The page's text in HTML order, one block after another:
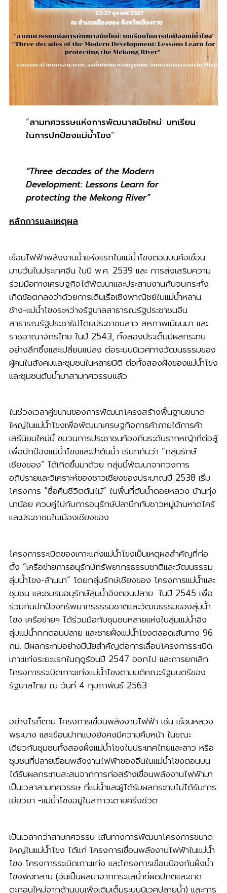
“สามทศวรรษแห่งการพัฒนาสมัยใหม่: บทเรียน
ในการปกป้องแม่น้ำโขง“
“Three decades of the Modern
Development: Lessons Learn for
protecting the Mekong River”
หลักการและเหตุผล
เขื่อนไฟฟ้าพลังงานน้ำแห่งแรกในแม่น้ำโขงตอนบนคือเขื่อน
มานวันในประเทศจีน ในปี พ.ศ. 2539 และ การส่งเสริมความ
ร่วมมือทางเศรษฐกิจได้พัฒนาและประสานงานกันจนกระทั่ง
เกิดข้อตกลงว่าด้วยการเดินเรือเชิงพาณิชย์ในแม่น้ำหลาน
ช้าง-แม่น้ำโขงระหว่างรัฐบาลสาธารณรัฐประชาชนจีน
สาธารณรัฐประชาธิปไตยประชาชนลาว สหภาพเมียนมา และ
ราชอาณาจักรไทย ในปี 2543, ทั้งสองประเด็นมีผลกระทบ
อย่างลึกซึ้งและเปลี่ยนแปลง ต่อระบบนิเวศทางวัฒนธรรมของ
ผู้คนในสังคมและชุมชนในหลายมิติ ต่อทั้งสองฝั่งของแม่น้ำโขง
และชุมชนต้นน้ำมาสามทศวรรษแล้ว
ในช่วงเวลาคู่ขนานของการพัฒนาโครงสร้างพื้นฐานขนาด
ใหญ่ในแม่น้ำโขงเพื่อพัฒนาเศรษฐกิจการค้าภายใต้การค้า
เสรีนิยมใหม่นี้ ขบวนการประชาชนท้องถิ่นระดับรากหญ้าที่ต่อสู้
เพื่อปกป้องแม่น้ำโขงและป่าต้นน้ำ เรียกกันว่า “กลุ่มรักษ์
เชียงของ” ได้เกิดขึ้นมาด้วย กลุ่มนี้พัฒนาจากวงการ
อภิปรายและวิเคราะห์ของชาวเชียงของประมาณปี 2538 เริ่ม
โครงการ “ซื้อคืนชีวิตต้นไม้” ในพื้นที่ต้นน้ำดอยหลวง บ้านทุ่ง
นาน้อย ควบคู่ไปกับการอนุรักษ์ปลาบึกกับชาวหมู่บ้านหาดไคร้
และประชาชนในเมืองเชียงของ
โครงการระเบิดของเกาะแก่งแม่น้ำโขงเป็นเหตุผลสําคัญที่ก่อ
ตั้ง “เครือข่ายการอนุรักษ์ทรัพยากรธรรมชาติและวัฒนธรรม
ลุ่มน้ําโขง-ล้านนา” โดยกลุ่มรักษ์เชียงของ โครงการแม่น้ำและ
ชุมชน และชมรมอนุรักษ์ลุ่มน้ำอิงตอนปลาย ในปี 2545 เพื่อ
ร่วมกันปกป้องทรัพยากรธรรมชาติและวัฒนธรรมของลุ่มน้ำ
โขง เครือข่ายฯ ได้ร่วมมือกับชุมชนหลายแห่งในลุ่มแม่น้ำอิง
ลุ่มแม่น้ำกกตอนปลาย และชายฝั่งแม่น้ำโขงตลอดเส้นทาง 96
กม. มีผลกระทบอย่างมีนัยสําคัญต่อการเลื่อนโครงการระเบิด
เกาะแก่งระยะแรกในฤดูร้อนปี 2547 ออกไป และการยกเลิก
โครงการระเบิดเกาะแก่งแม่น้ำโขงตามมติคณะรัฐมนตรีของ
รัฐบาลไทย ณ วันที่ 4 กุมภาพันธ์ 2563
อย่างไรก็ตาม โครงการเขื่อนพลังงานไฟฟ้า เช่น เขื่อนหลวง
พระบาง และเขื่อนปากแบงยังคงมีความคืบหน้า ในขณะ
เดียวกันชุมชนทั้งสองฝั่งแม่น้ำโขงในประเทศไทยและลาว หรือ
ชุมชนที่ปลายเขื่อนพลังงานไฟฟ้าของจีนในแม่น้ำโขงตอนบน
ได้รับผลกระทบสะสมจากการก่อสร้างเขื่อนพลังงานไฟฟ้ามา
เป็นเวลาสามทศวรรษ ที่แม่น้ำและผู้ได้รับผลกระทบไม่ได้รับการ
เยียวยา -แม่น้ำโขงอยู่ในสภาวะตายครึ่งชีวิต
เป็นเวลากว่าสามทศวรรษ เส้นทางการพัฒนาโครงการขนาด
ใหญ่ในแม่น้ำโขง ได้แก่ โครงการเขื่อนพลังงานไฟฟ้าในแม่น้ำ
โขง โครงการระเบิดเกาะแก่ง และโครงการเขื่อนป้องกันฝั่งน้ำ
โขงพังทลาย (อันเป็นผลมาจากกระแสน้ำที่ผิดปกติและขาด
ตะกอนใหม่จากด้านบนเพื่อเติมเต็มระบบนิเวศปลายน้ำ) และการ